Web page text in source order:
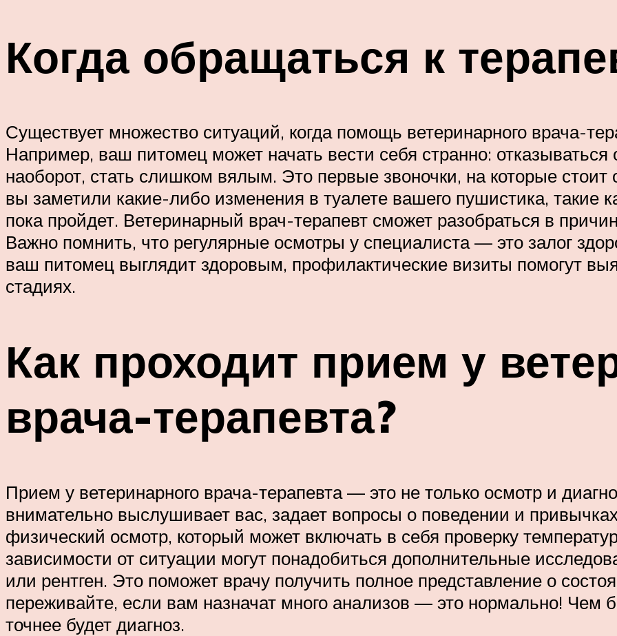
Когда обращаться к
Существует множество ситуаций, когда помощь ветеринарного врача-
Например, ваш питомец может начать вести себя странно:
наоборот, стать слишком вялым. Это первые звоночки, на которые
вы заметили какие-либо изменения в туалете вашего пушистика, такие
пока пройдет. Ветеринарный врач-терапевт сможет разобраться в
Важно помнить, что регулярные осмотры у специалиста — это залог
ваш питомец выглядит здоровым, профилактические визиты помогут
стадиях.
Как проходит прием у
врача-терапевта?
Прием у ветеринарного врача-терапевта — это не только осмотр и
внимательно выслушивает вас, задает вопросы о поведении и
физический осмотр, который может включать в себя проверку
зависимости от ситуации могут понадобиться дополнительные
или рентген. Это поможет врачу получить полное представление о
переживайте, если вам назначат много анализов — это нормально!
точнее будет диагноз.